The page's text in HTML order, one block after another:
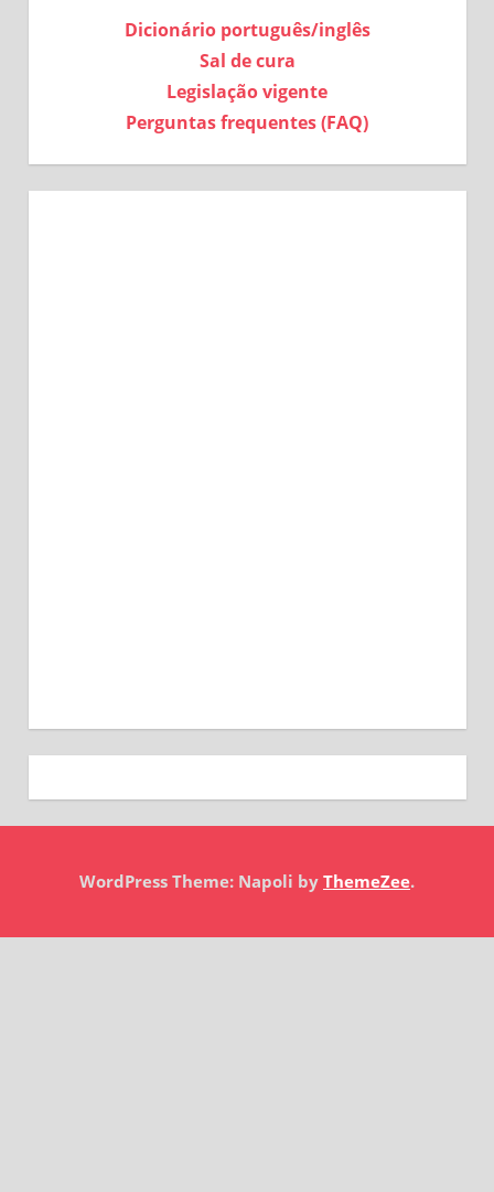
Dicionário português/inglês
Sal de cura
Legislação vigente
Perguntas frequentes (FAQ)
WordPress Theme: Napoli by ThemeZee.